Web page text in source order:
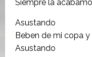
Siempre la
Asustando
Beben de mi copa
Asustando